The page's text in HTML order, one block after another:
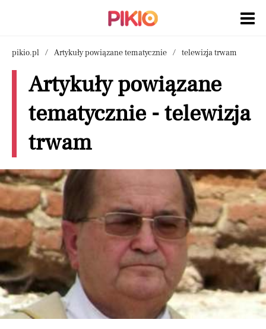
pikio.pl Artykuły powiązane tematycznie telewizja trwam
Artykuły powiązane
tematycznie - telewizja
trwam